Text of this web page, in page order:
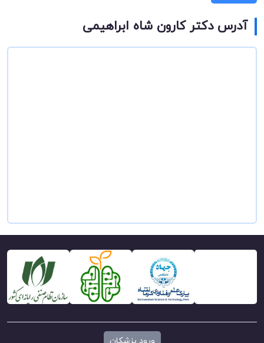
آدرس دکتر کارون شاه ابراهیمی